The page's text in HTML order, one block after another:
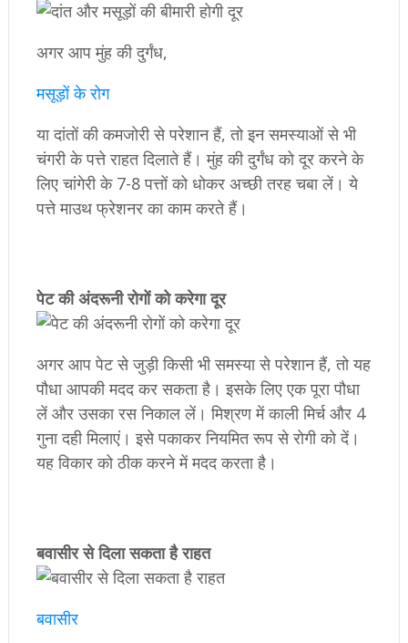
अगर आप मुंह की दुर्गंध,
मसूड़ों के रोग
या दांतों की कमजोरी से परेशान हैं, तो इन समस्याओं से भी
चंगरी के पत्ते राहत दिलाते हैं। मुंह की दुर्गंध को दूर करने के
लिए चांगेरी के 7-8 पत्तों को धोकर अच्छी तरह चबा लें। ये
पत्ते माउथ फ्रेशनर का काम करते हैं।
पेट की अंदरूनी रोगों को करेगा दूर
अगर आप पेट से जुड़ी किसी भी समस्या से परेशान हैं, तो यह
पौधा आपकी मदद कर सकता है। इसके लिए एक पूरा पौधा
लें और उसका रस निकाल लें। मिश्रण में काली मिर्च और 4
गुना दही मिलाएं। इसे पकाकर नियमित रूप से रोगी को दें।
यह विकार को ठीक करने में मदद करता है।
बवासीर से दिला सकता है राहत
बवासीर